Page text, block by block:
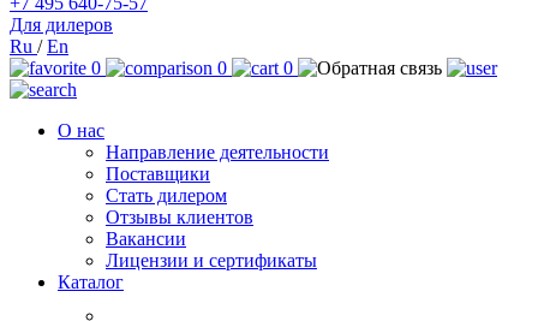
Для дилеров
Ru /En
0
0 0
О нас
Направление деятельности
Поставщики
Стать дилером
Отзывы клиентов
Вакансии
Лицензии и сертификаты
Каталог